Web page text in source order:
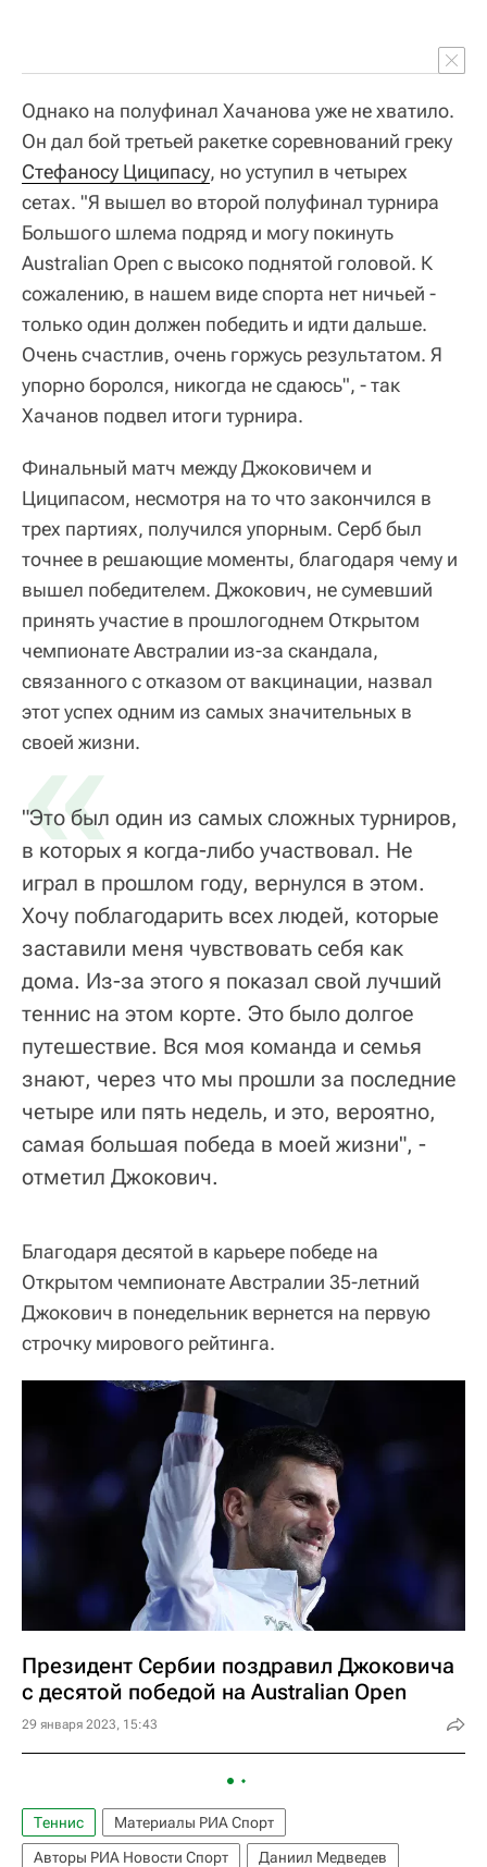
Однако на полуфинал Хачанова уже не хватило.
Он дал бой третьей ракетке соревнований греку
Стефаносу Циципасу, но уступил в четырех
сетах. "Я вышел во второй полуфинал турнира
Большого шлема подряд и могу покинуть
Australian Open с высоко поднятой головой. К
сожалению, в нашем виде спорта нет ничьей -
только один должен победить и идти дальше.
Очень счастлив, очень горжусь результатом. Я
упорно боролся, никогда не сдаюсь", - так
Хачанов подвел итоги турнира.
Финальный матч между Джоковичем и
Циципасом, несмотря на то что закончился в
трех партиях, получился упорным. Серб был
точнее в решающие моменты, благодаря чему и
вышел победителем. Джокович, не сумевший
принять участие в прошлогоднем Открытом
чемпионате Австралии из-за скандала,
связанного с отказом от вакцинации, назвал
этот успех одним из самых значительных в
своей жизни.
«
"Это был один из самых сложных турниров,
в которых я когда-либо участвовал. Не
играл в прошлом году, вернулся в этом.
Хочу поблагодарить всех людей, которые
заставили меня чувствовать себя как
дома. Из-за этого я показал свой лучший
теннис на этом корте. Это было долгое
путешествие. Вся моя команда и семья
знают, через что мы прошли за последние
четыре или пять недель, и это, вероятно,
самая большая победа в моей жизни", -
отметил Джокович.
Благодаря десятой в карьере победе на
Открытом чемпионате Австралии 35-летний
Джокович в понедельник вернется на первую
строчку мирового рейтинга.
Президент Сербии поздравил Джоковича
с десятой победой на Australian Open
29 января 2023, 15:43
Теннис
Материалы РИА Спорт
Авторы РИА Новости Спорт
Даниил Медведев